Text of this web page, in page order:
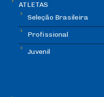
ATLETAS
Seleção Brasileira
Profissional
Juvenil